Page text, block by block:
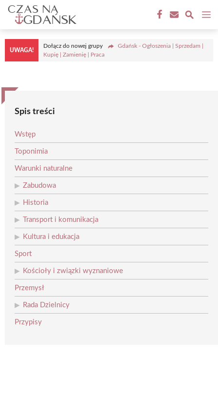
Przejdź
treści
UWAGA!
Dołącz do nowej grupy
Gdańsk - Ogłoszenia | Sprzedam |
Kupię | Zamienię | Praca
Spis treści
Wstęp
Toponimia
Warunki naturalne
Zabudowa
Historia
Transport i komunikacja
Kultura i edukacja
Sport
Kościoły i związki wyznaniowe
Przemysł
Rada Dzielnicy
Przypisy